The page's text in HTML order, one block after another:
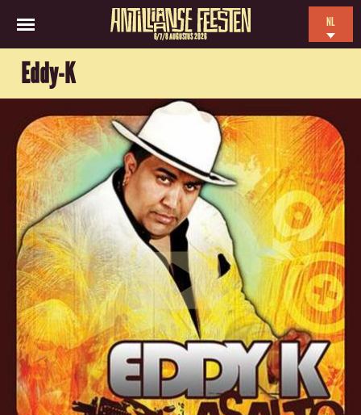
6/7/8 AUGUSTUS 2026
NL
FR
Eddy-K